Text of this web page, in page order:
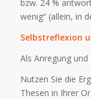
bzw. 24 %
wenig“ (allein, in
Selbstreflexion
Als Anregung und
Nutzen Sie die
Thesen in Ihrer